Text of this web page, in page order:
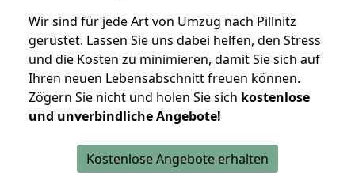
Wir sind für jede Art von Umzug nach Pillnitz
gerüstet. Lassen Sie uns dabei helfen, den Stress
und die Kosten zu minimieren, damit Sie sich auf
Ihren neuen Lebensabschnitt freuen können.
Zögern Sie nicht und holen Sie sich kostenlose
und unverbindliche Angebote!
Kostenlose Angebote erhalten